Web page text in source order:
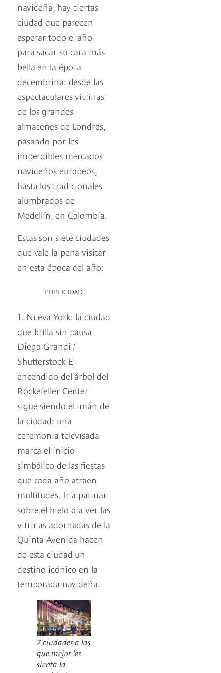
navideña, hay ciertas
ciudad que parecen
esperar todo el año
para sacar su cara más
bella en la época
decembrina: desde las
espectaculares vitrinas
de los grandes
almacenes de Londres,
pasando por los
imperdibles mercados
navideños europeos,
hasta los tradicionales
alumbrados de
Medellín, en Colombia.
Estas son siete ciudades
que vale la pena visitar
en esta época del año:
PUBLICIDAD
1. Nueva York: la ciudad
que brilla sin pausa
Diego Grandi /
Shutterstock El
encendido del árbol del
Rockefeller Center
sigue siendo el imán de
la ciudad: una
ceremonia televisada
marca el inicio
simbólico de las fiestas
que cada año atraen
multitudes. Ir a patinar
sobre el hielo o a ver las
vitrinas adornadas de la
Quinta Avenida hacen
de esta ciudad un
destino icónico en la
temporada navideña.
7 ciudades a las
que mejor les
sienta la